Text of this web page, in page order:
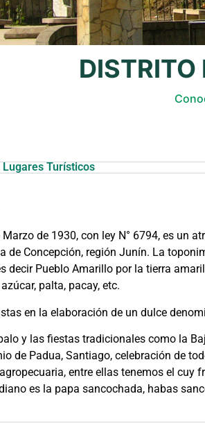
DISTRITO
Lugares Turísticos
de 1930, con ley N° 6794, es un
de Concepción, región Junín. La
decir Pueblo Amarillo por la tierra
palta, pacay, etc.
en la elaboración de un dulce
y las fiestas tradicionales como la
de Padua, Santiago, celebración de
entre ellas tenemos el cuy
es la papa sancochada, habas